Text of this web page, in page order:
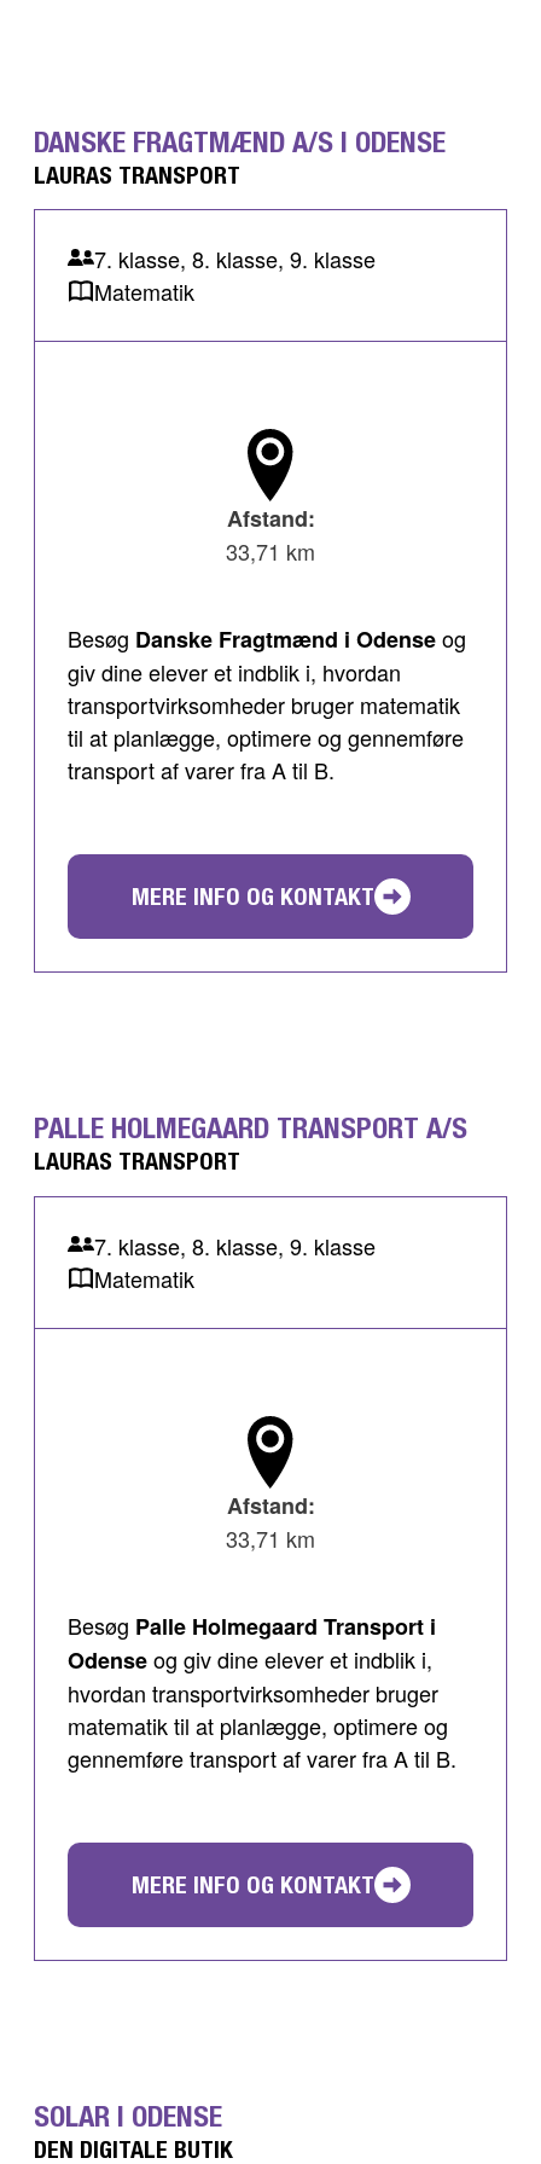
DANSKE FRAGTMÆND A/S I ODENSE
LAURAS TRANSPORT
7. klasse, 8. klasse, 9. klasse
Matematik
Afstand:
33,71 km
Besøg Danske Fragtmænd i Odenseog
giv dine elever et indblik i, hvordan
transportvirksomheder bruger matematik
til at planlægge, optimere og gennemføre
transport af varer fra A til B.
MERE INFO OG KONTAKT
PALLE HOLMEGAARD TRANSPORT A/S
LAURAS TRANSPORT
7. klasse, 8. klasse, 9. klasse
Matematik
Afstand:
33,71 km
Besøg Palle Holmegaard Transport i
Odenseog giv dine elever et indblik i,
hvordan transportvirksomheder bruger
matematik til at planlægge, optimere og
gennemføre transport af varer fra A til B.
MERE INFO OG KONTAKT
SOLAR I ODENSE
DEN DIGITALE BUTIK